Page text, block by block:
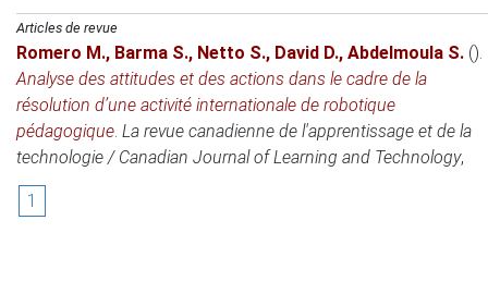
Articles de revue
Romero M., Barma S., Netto S., David D., Abdelmoula S. ().
Analyse des attitudes et des actions dans le cadre de la
résolution d’une activité internationale de robotique
pédagogique. La revue canadienne de l'apprentissage et de la
technologie / Canadian Journal of Learning and Technology,
1